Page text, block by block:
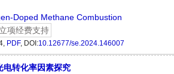
Doped Methane Combustion
项经费支持
PDF, DOI:10.12677/se.2024.146007
电转化率因素探究